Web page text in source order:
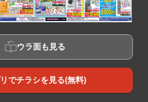
ウラ面も見る
でチラシを見る(無料)